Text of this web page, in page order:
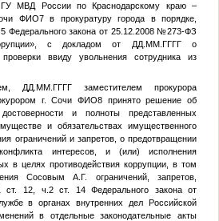
ГУ МВД России по Краснодарскому краю –
ФИО7в прокуратуру города в порядке,
Федерального закона от 25.12.2008 №273-ФЗ
с докладом от
ДД.ММ.ГГГГо
ввиду увольнения сотрудника из
ДД.ММ.ГГГГзаместителем прокурора
г. СочиФИО8 принято решение об
и полноты представленных
и обязательствах имущественного
ограничений и запретов, о предотвращении
интересов, и (или) исполнения
в целях противодействия коррупции, в том
Сосовым А.Г. ограничений, запретов,
ст. 12, ч.2 ст. 14 Федерального закона от
в органах внутренних дел Российской
в отдельные законодательные акты